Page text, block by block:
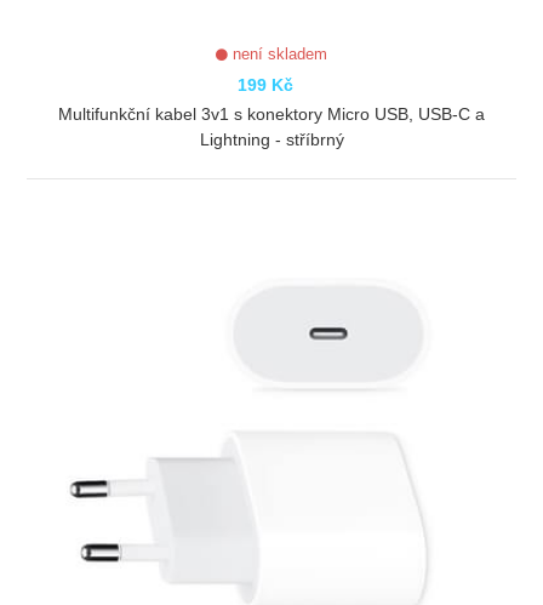
není skladem
199 Kč
Multifunkční kabel 3v1 s konektory Micro USB, USB-C a
Lightning - stříbrný